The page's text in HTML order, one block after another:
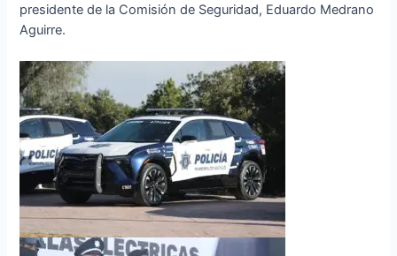
presidente de la Comisión de Seguridad, Eduardo Medrano
Aguirre.